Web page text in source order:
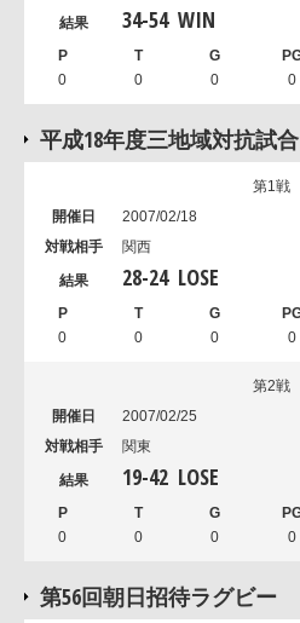
34-54 WIN
0 0 0 0
平成18年度三地域対抗試合
第1戦
2007/02/18
関西
28-24 LOSE
0 0 0 0
第2戦
2007/02/25
関東
19-42 LOSE
0 0 0 0
第56回朝日招待ラグビー